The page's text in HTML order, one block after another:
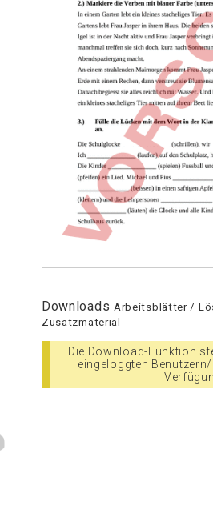
Downloads Arbeitsblätter /
Zusatzmaterial
Die Download-Funktion
eingeloggten